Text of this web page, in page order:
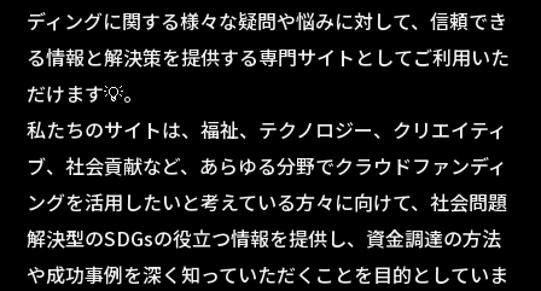
ディングに関する様々な疑問や悩みに対して、信頼でき
る情報と解決策を提供する専門サイトとしてご利用いた
だけます💡。
私たちのサイトは、福祉、テクノロジー、クリエイティ
ブ、社会貢献など、あらゆる分野でクラウドファンディ
ングを活用したいと考えている方々に向けて、社会問題
解決型のSDGsの役立つ情報を提供し、資金調達の方法
や成功事例を深く知っていただくことを目的としていま